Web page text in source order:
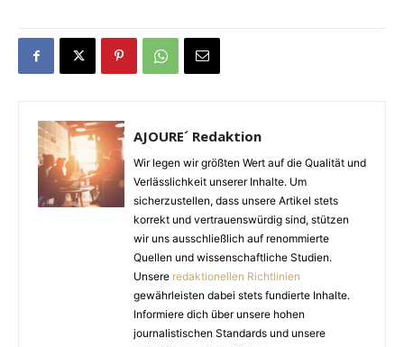
AJOURE´ Redaktion
Wir legen wir größten Wert auf die Qualität und
Verlässlichkeit unserer Inhalte. Um
sicherzustellen, dass unsere Artikel stets
korrekt und vertrauenswürdig sind, stützen
wir uns ausschließlich auf renommierte
Quellen und wissenschaftliche Studien.
Unsere redaktionellen Richtlinien
gewährleisten dabei stets fundierte Inhalte.
Informiere dich über unsere hohen
journalistischen Standards und unsere